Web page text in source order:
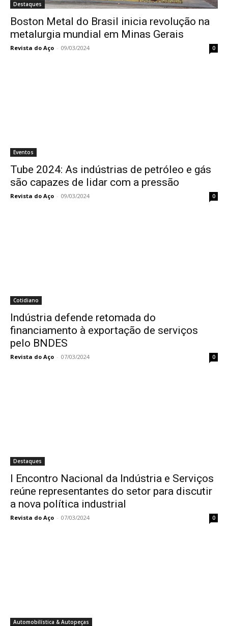
Destaques
Boston Metal do Brasil inicia revolução na
metalurgia mundial em Minas Gerais
Revista do Aço - 09/03/2024 0
Eventos
Tube 2024: As indústrias de petróleo e gás
são capazes de lidar com a pressão
Revista do Aço - 09/03/2024 0
Cotidiano
Indústria defende retomada do
financiamento à exportação de serviços
pelo BNDES
Revista do Aço - 07/03/2024 0
Destaques
I Encontro Nacional da Indústria e Serviços
reúne representantes do setor para discutir
a nova política industrial
Revista do Aço - 07/03/2024 0
Automobilística & Autopeças